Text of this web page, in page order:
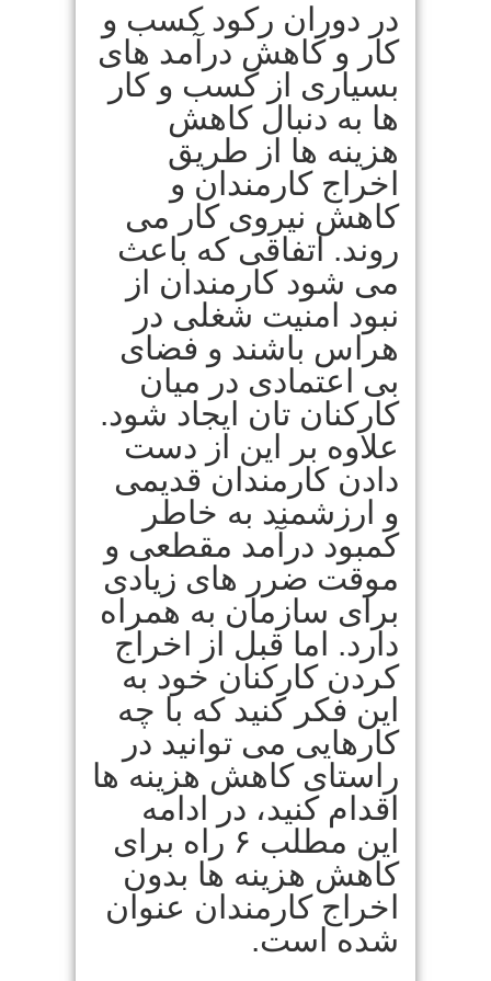
در دوران رکود کسب و
کار و کاهش درآمد های
بسیاری از کسب و کار
ها به دنبال کاهش
هزینه ها از طریق
اخراج کارمندان و
کاهش نیروی کار می
روند. اتفاقی که باعث
می شود کارمندان از
نبود امنیت شغلی در
هراس باشند و فضای
بی اعتمادی در میان
کارکنان تان ایجاد شود.
علاوه بر این از دست
دادن کارمندان قدیمی
و ارزشمند به خاطر
کمبود درآمد مقطعی و
موقت ضرر های زیادی
برای سازمان به همراه
دارد. اما قبل از اخراج
کردن کارکنان خود به
این فکر کنید که با چه
کارهایی می توانید در
راستای کاهش هزینه ها
اقدام کنید، در ادامه
این مطلب ۶ راه برای
کاهش هزینه ها بدون
اخراج کارمندان عنوان
شده است.